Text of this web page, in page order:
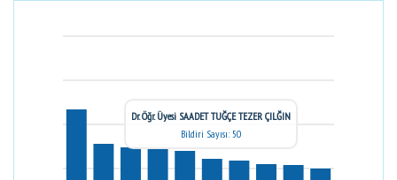
Dr. Öğr. Üyesi SAADET TUĞÇE TEZER ÇILĞIN
Bildiri Sayısı: 50